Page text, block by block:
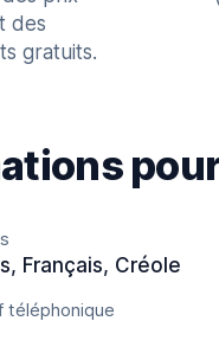
des
gratuits.
Français, Сréole
téléphonique